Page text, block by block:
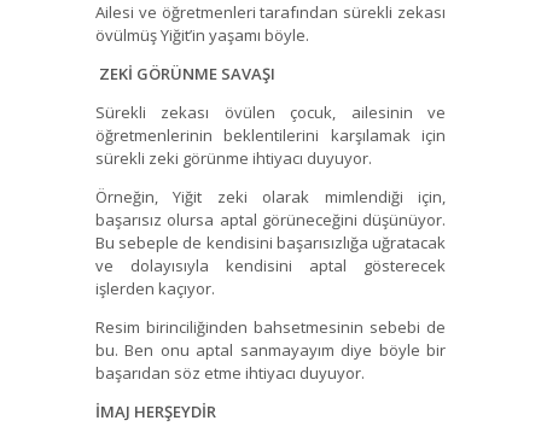
Ailesi ve öğretmenleri tarafından sürekli zekası
övülmüş Yiğit’in yaşamı böyle.
ZEKİ GÖRÜNME SAVAŞI
Sürekli zekası övülen çocuk, ailesinin ve
öğretmenlerinin beklentilerini karşılamak için
sürekli zeki görünme ihtiyacı duyuyor.
Örneğin, Yiğit zeki olarak mimlendiği için,
başarısız olursa aptal görüneceğini düşünüyor.
Bu sebeple de kendisini başarısızlığa uğratacak
ve dolayısıyla kendisini aptal gösterecek
işlerden kaçıyor.
Resim birinciliğinden bahsetmesinin sebebi de
bu. Ben onu aptal sanmayayım diye böyle bir
başarıdan söz etme ihtiyacı duyuyor.
İMAJ HERŞEYDİR